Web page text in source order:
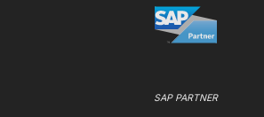
SAP PARTNER